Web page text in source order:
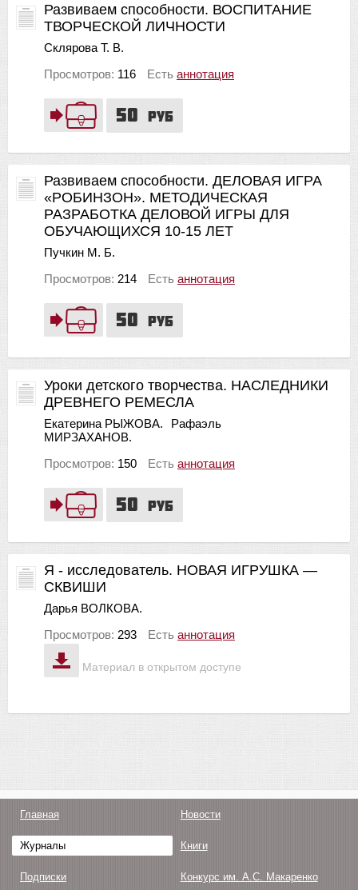
50 руб
Развиваем способности. ВОСПИТАНИЕ
ТВОРЧЕСКОЙ ЛИЧНОСТИ
Склярова Т. В.
Просмотров: 116 Есть аннотация
50 руб
Развиваем способности. ДЕЛОВАЯ ИГРА
«РОБИНЗОН». МЕТОДИЧЕСКАЯ
РАЗРАБОТКА ДЕЛОВОЙ ИГРЫ ДЛЯ
ОБУЧАЮЩИХСЯ 10-15 ЛЕТ
Пучкин М. Б.
Просмотров: 214 Есть аннотация
50 руб
Уроки детского творчества. НАСЛЕДНИКИ
ДРЕВНЕГО РЕМЕСЛА
Екатерина РЫЖОВА.
Рафаэль
МИРЗАХАНОВ.
Просмотров: 150 Есть аннотация
Материал в открытом доступе
Я - исследователь. НОВАЯ ИГРУШКА —
СКВИШИ
Дарья ВОЛКОВА.
Просмотров: 293 Есть аннотация
Главная Новости
Журналы Книги
Подписки Конкурс им. А.С. Макаренко